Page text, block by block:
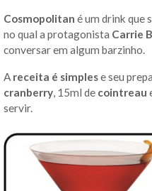
Cosmopolitan é um drink que
no qual a protagonista Carrie
conversar em algum barzinho.
A receita é simplese seu
cranberry , 15ml de cointreau
servir.